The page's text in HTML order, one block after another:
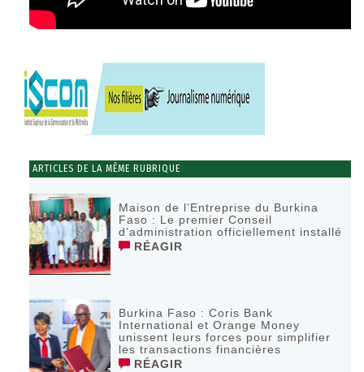
ARTICLES DE LA MÊME RUBRIQUE
Maison de l’Entreprise du Burkina
Faso : Le premier Conseil
d’administration officiellement installé
RÉAGIR
Burkina Faso : Coris Bank
International et Orange Money
unissent leurs forces pour simplifier
les transactions financières
RÉAGIR